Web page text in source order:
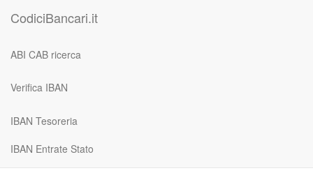
CodiciBancari.it
ABI CAB ricerca
Verifica IBAN
IBAN Tesoreria
IBAN Entrate Stato